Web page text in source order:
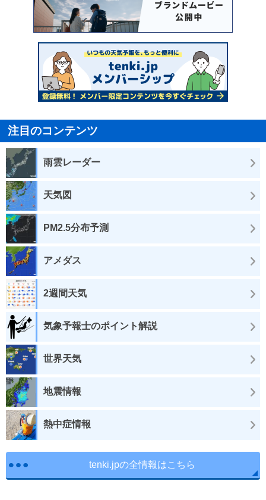
注目のコンテンツ
雨雲レーダー
天気図
PM2.5分布予測
アメダス
2週間天気
気象予報士のポイント解説
世界天気
地震情報
熱中症情報
tenki.jpの全情報はこちら